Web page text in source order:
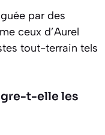
par des
ceux d’Aurel
tout-terrain tels
t-elle les